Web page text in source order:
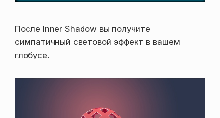
После Inner Shadow вы получите
симпатичный световой эффект в вашем
глобусе.